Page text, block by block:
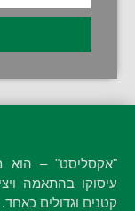
"אקסליסט" – הוא
עיסוקו בהתאמה
קטנים וגדולים כאחד.